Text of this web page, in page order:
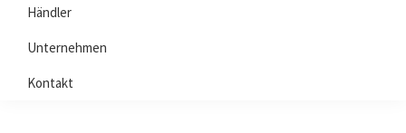
Händler
Unternehmen
Kontakt